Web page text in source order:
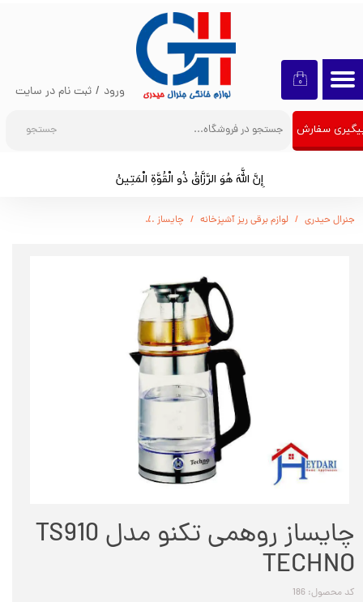
جستجو
۰
ورود / ثبت نام در سایت
تغییر گذر واژه
سفارشات
خروج از حساب کاربری
سفارش
إِنَّ اللَّهَ هُوَ الرَّزَّاقُ ذُو الْقُوَّةِ الْمَتِينُ​​​​​​​
جنرال حیدری لوازم برقی ریز آشپزخانه چایساز
چایساز روهمی تکنو مدل TS910
TECHNO
کد محصول: 186